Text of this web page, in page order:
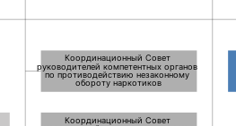
Координационный Совет
руководителей компетентных органов
по противодействию незаконному
обороту наркотиков
Координационный Совет